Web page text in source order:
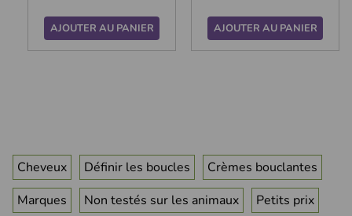
AJOUTER AU PANIER AJOUTER AU PANIER
Cheveux Définir les boucles
Crèmes bouclantes
Marques
Non testés sur les animaux
Petits prix